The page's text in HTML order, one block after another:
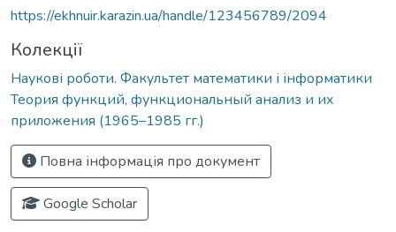
https://ekhnuir.karazin.ua/handle/123456789/2094
Колекції
Наукові роботи. Факультет математики і інформатики
Теория функций, функциональный анализ и их
приложения (1965–1985 гг.)
Повна інформація про документ
Google Scholar